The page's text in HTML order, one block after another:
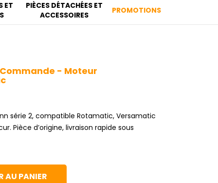
ET
PIÈCES DÉTACHÉES ET
ACCESSOIRES
PROMOTIONS
- Moteur
série 2, compatible Rotamatic, Versamatic
Pièce d’origine, livraison rapide sous
AU PANIER